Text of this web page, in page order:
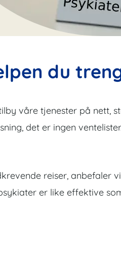
du
våre tjenester på nett,
det er ingen
reiser, anbefaler
er like effektive